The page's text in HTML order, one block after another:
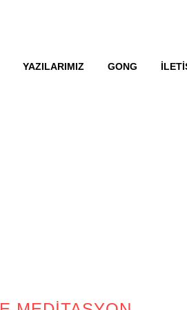
YAZILARIMIZ GONG